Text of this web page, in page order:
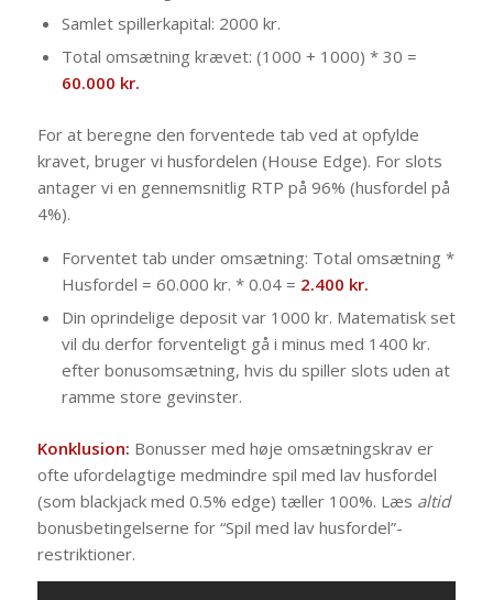
Samlet spillerkapital: 2000 kr.
Total omsætning krævet: (1000 + 1000) * 30 =
60.000 kr.
For at beregne den forventede tab ved at opfylde
kravet, bruger vi husfordelen (House Edge). For slots
antager vi en gennemsnitlig RTP på 96% (husfordel på
4%).
Forventet tab under omsætning: Total omsætning *
Husfordel = 60.000 kr. * 0.04 = 2.400 kr.
Din oprindelige deposit var 1000 kr. Matematisk set
vil du derfor forventeligt gå i minus med 1400 kr.
efter bonusomsætning, hvis du spiller slots uden at
ramme store gevinster.
Konklusion: Bonusser med høje omsætningskrav er
ofte ufordelagtige medmindre spil med lav husfordel
(som blackjack med 0.5% edge) tæller 100%. Læs altid
bonusbetingelserne for “Spil med lav husfordel”-
restriktioner.